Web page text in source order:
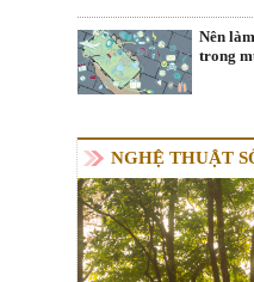
Nên
trong
NGHỆ THUẬT